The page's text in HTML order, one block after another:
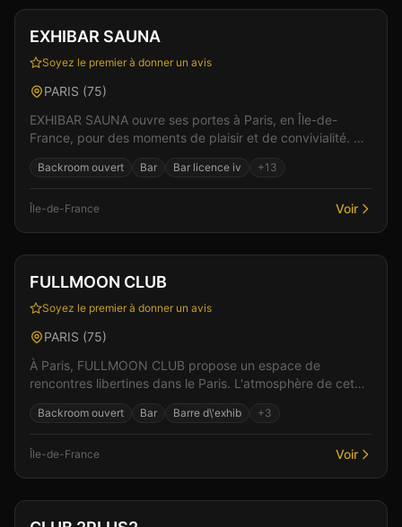
EXHIBAR SAUNA
Soyez le premier à donner un avis
PARIS (75)
EXHIBAR SAUNA ouvre ses portes à Paris, en Île-de-
France, pour des moments de plaisir et de convivialité. Un
Backroom ouvert Bar Bar licence iv +13
Île-de-France Voir
Club Restaurant +2
FULLMOON CLUB
Soyez le premier à donner un avis
PARIS (75)
À Paris, FULLMOON CLUB propose un espace de
rencontres libertines dans le Paris. L'atmosphère de cet
Backroom ouvert Bar Barre d\'exhib +3
Île-de-France Voir
Club Spa & Wellness +4